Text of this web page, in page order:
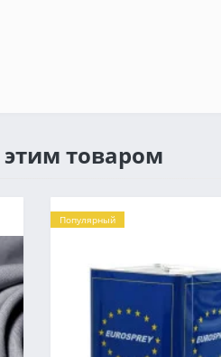
товаром
Популярный